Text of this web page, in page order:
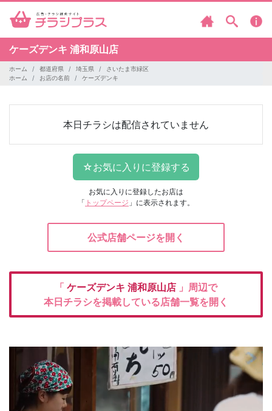
ケーズデンキ 浦和原山店
ホーム 都道府県 埼玉県
さいたま市緑区
ホーム
お店の名前 ケーズデンキ
本日チラシは配信されていません
お気に入りに登録したお店は
「 トップページ 」に表示されます。
公式店舗ページを開く
「 ケーズデンキ 浦和原山店 」周辺で
本日チラシを掲載している店舗一覧を開く